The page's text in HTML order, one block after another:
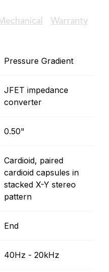
Warranty
Pressure Gradient
JFET impedance
converter
0.50"
Cardioid, paired
cardioid capsules in
stacked X-Y stereo
pattern
End
40Hz - 20kHz